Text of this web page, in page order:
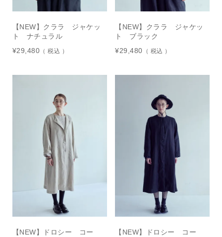
【NEW】クララ ジャケッ
ト ナチュラル
¥29,480 税込
【NEW】クララ ジャケッ
ト ブラック
¥29,480 税込
【NEW】ドロシー コー
【NEW】ドロシー コー